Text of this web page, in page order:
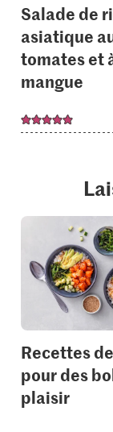
Salade de
asiatique
tomates et
mangue
Recettes
pour des
plaisir